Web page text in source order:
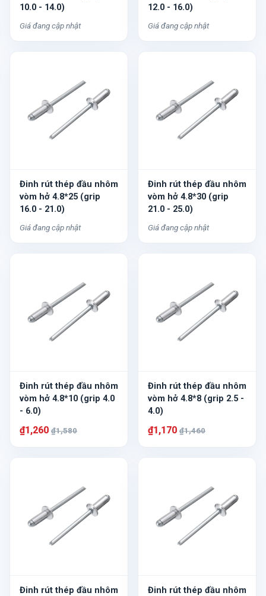
10.0 - 14.0)
Giá đang cập nhật
12.0 - 16.0)
Giá đang cập nhật
Đinh rút thép đầu nhôm
vòm hở 4.8*25 (grip
16.0 - 21.0)
Giá đang cập nhật
Đinh rút thép đầu nhôm
vòm hở 4.8*30 (grip
21.0 - 25.0)
Giá đang cập nhật
Đinh rút thép đầu nhôm
vòm hở 4.8*10 (grip 4.0
- 6.0)
₫1,260 ₫1,580
Đinh rút thép đầu nhôm
vòm hở 4.8*8 (grip 2.5 -
4.0)
₫1,170 ₫1,460
Đinh rút thép đầu nhôm
Đinh rút thép đầu nhôm